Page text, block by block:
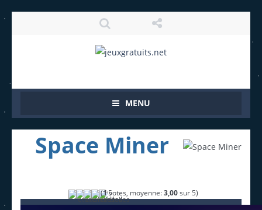
MENU
Space Miner
(1votes, moyenne:3,00sur 5)